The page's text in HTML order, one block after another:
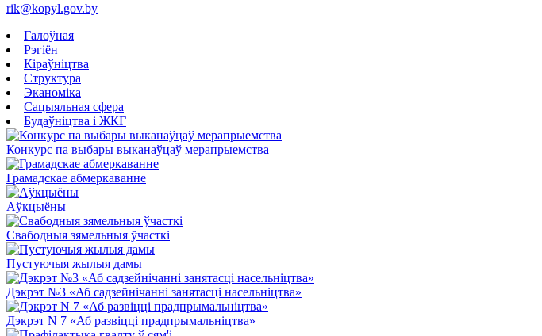
rik@kopyl.gov.by
Галоўная
Рэгіён
Кіраўніцтва
Структура
Эканоміка
Сацыяльная сфера
Будаўніцтва і ЖКГ
Конкурс па выбары выканаўцаў мерапрыемства
Грамадскае абмеркаванне
Аўкцыёны
Свабодныя зямельныя ўчасткі
Пустуючыя жылыя дамы
Дэкрэт №3 «Аб садзейнічанні занятасці насельніцтва»
Дэкрэт N 7 «Аб развіцці прадпрымальніцтва»